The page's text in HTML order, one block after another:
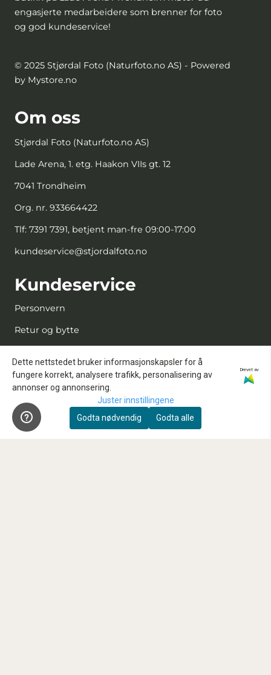
engasjerte medarbeidere som brenner for foto
og god kundeservice!
© 2025 Stjørdal Foto (Naturfoto.no AS) - Powered
by Mystore.no
Om oss
Stjørdal Foto (Naturfoto.no AS)
Lade Arena, 1. etg. Haakon VIIs gt. 12
7041 Trondheim
Org. nr. 933664422
Tlf: 7391 7391, betjent man-fre 09:00-17:00
kundeservice@stjordalfoto.no
Kundeservice
Personvern
Retur og bytte
Kontakt oss
Reparasjon og service
Innbytte
Dette nettstedet bruker informasjonskapsler for å
fungere korrekt, analysere trafikk, personalisering av
annonser og annonsering.
Drevet av
Juster innstillingene
Godta nødvendig
Godta alle